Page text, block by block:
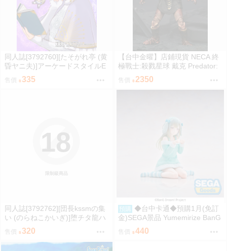
同人誌[3792760][たそがれ亭 (黄
昏ヤニ夫)]アーケードスタイルE
X Vol.3 (電玩)
售價 335
【台中金曜】店鋪現貨 NECA 終
極戰士:殺戮星球 戴克 Predator:
Badlands Dek 7吋可動人偶
售價 2350
限制級商品
18
同人誌[3792762][団長kssmの集
い (のらねこかいぎ)]堕チタ龍ハ
異形ヲ孕ミテ (蔚藍檔案)
320
預購
◆台中卡通◆預購1月(免訂
金)SEGA景品 Yumemirize BanG
Dream Ave Mujica 若葉睦
440